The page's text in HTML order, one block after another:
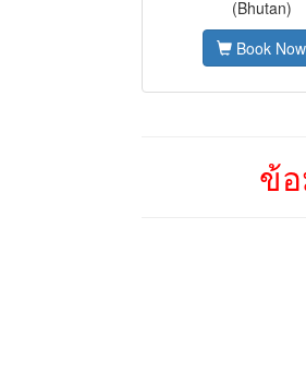
(Bhutan)
Book Now
ข้